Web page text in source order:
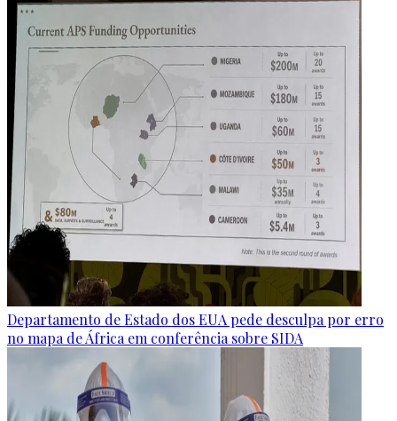
Departamento de Estado dos EUA pede desculpa por erro
no mapa de África em conferência sobre SIDA